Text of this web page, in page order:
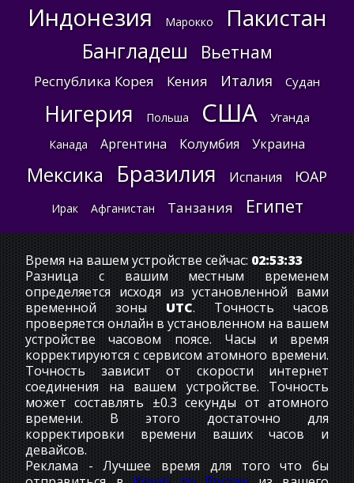
Индонезия Марокко Пакистан
Бангладеш Вьетнам
Республика Корея Кения Италия Судан
Нигерия Польша США Уганда
Канада Аргентина Колумбия Украина
Мексика Бразилия Испания ЮАР
Ирак Афганистан Танзания Египет
Время на вашем устройстве сейчас: 02:53:34
Разница с вашим местным временем
определяется исходя из установленной вами
временной зоны UTC. Точность часов
проверяется онлайн в установленном на вашем
устройстве часовом поясе. Часы и время
корректируются с сервисом атомного времени.
Точность зависит от скорости интернет
соединения на вашем устройстве. Точность
может составлять ±0.3 секунды от атомного
времени. В этого достаточно для
корректировки времени ваших часов и
девайсов.
Реклама - Лучшее время для того что бы